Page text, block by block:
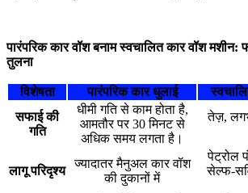
पारंपरिक कार वॉश बनाम स्वचालित कार वॉश
तुलना
विशेषता पारंपरिक कार धुलाई
सफाई की
गति
धीमी गति से काम होता है,
आमतौर पर 30 मिनट से
अधिक समय लगता है।
तेज़,
लागू परिदृश्य
ज्यादातर मैनुअल कार वॉश
की दुकानों में
पेट्रोल
सेल्फ-